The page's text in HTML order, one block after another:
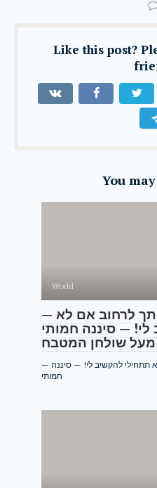
Like this post?
You
World
— הבן שלי יזרוק אותך לרחוב אם לא
— סיננה חמותי
מעל שולחן המטבח
— הבן שלי יזרוק אותך לרחוב אם לא תתחילי להקשיב לי! — סיננה
חמותי